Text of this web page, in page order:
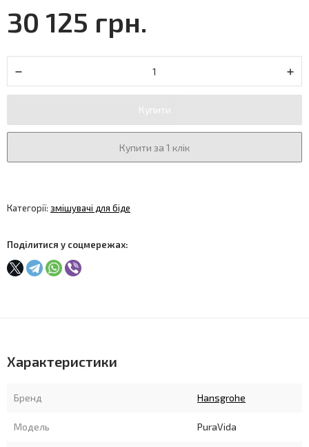
30 125 грн.
Купити
Купити за 1 клік
Категорії: змішувачі для біде
Поділитися у соцмережах:
Характеристики
Бренд Hansgrohe
Модель PuraVida